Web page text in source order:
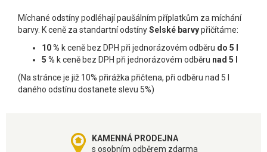
Míchané odstíny podléhají paušálním příplatkům za míchání
barvy. K ceně za standartní odstínySelské barvypřičítáme:
10 % k ceně bez DPH při jednorázovém odběru do 5 l
5 % k ceně bez DPH při jednorázovém odběru nad 5 l
(Na stránce je již 10% přirážka přičtena, při odběru nad 5 l
daného odstínu dostanete slevu 5%)
KAMENNÁ PRODEJNA
s osobním odběrem zdarma